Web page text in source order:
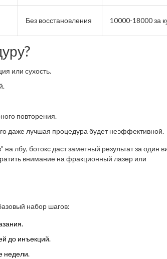
Без восстановления 10000-18000 за
или сухость.
повторения.
даже лучшая процедура будет неэффективной.
лбу, ботокс даст заметный результат за один
внимание на фракционный лазер или
набор шагов:
до инъекций.
недели.